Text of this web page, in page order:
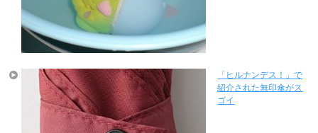
「ヒルナンデス！」で
紹介された無印傘がス
ゴイ